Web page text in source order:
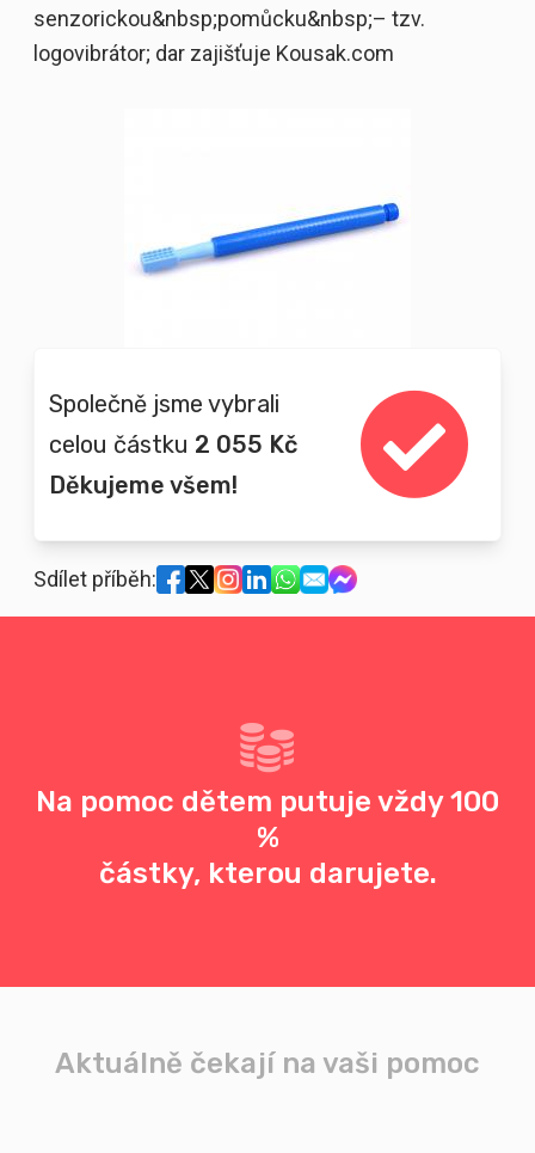
senzorickou&nbsp;pomůcku&nbsp;– tzv.
logovibrátor; dar zajišťuje Kousak.com
Společně jsme vybrali
celou částku 2 055 Kč
Děkujeme všem!
Sdílet příběh:
Na pomoc dětem putuje vždy 100
%
částky, kterou darujete.
Aktuálně čekají na vaši pomoc